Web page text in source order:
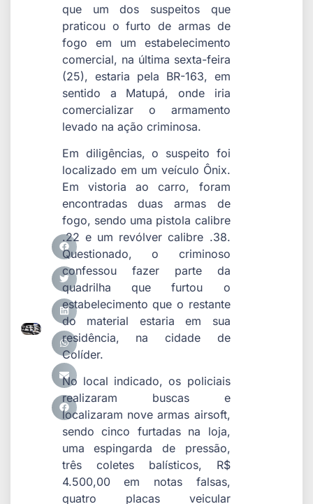
que um dos suspeitos que
praticou o furto de armas de
fogo em um estabelecimento
comercial, na última sexta-feira
(25), estaria pela BR-163, em
sentido a Matupá, onde iria
comercializar o armamento
levado na ação criminosa.
Em diligências, o suspeito foi
localizado em um veículo Ônix.
Em vistoria ao carro, foram
encontradas duas armas de
fogo, sendo uma pistola calibre
.22 e um revólver calibre .38.
Questionado, o criminoso
confessou fazer parte da
quadrilha que furtou o
estabelecimento que o restante
do material estaria em sua
residência, na cidade de
Colíder.
No local indicado, os policiais
realizaram buscas e
localizaram nove armas airsoft,
sendo cinco furtadas na loja,
uma espingarda de pressão,
três coletes balísticos, R$
4.500,00 em notas falsas,
quatro placas veicular